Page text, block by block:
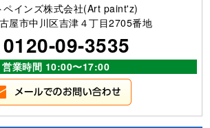
ペインズ株式会社(Art paint'z)
屋市中川区吉津４丁目2705番地
0120-09-3535
営業時間 10:00〜17:00